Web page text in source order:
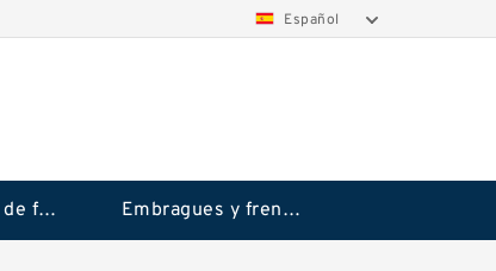
Español
Embrague VC de fricción Rubflex Embragues y frenos VC